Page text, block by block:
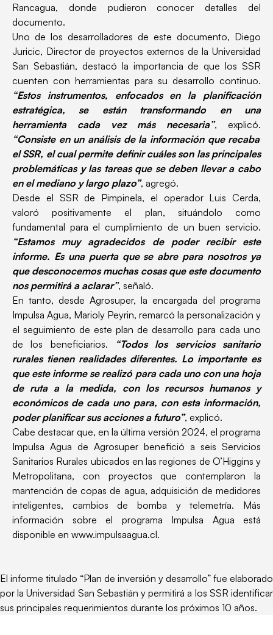
Rancagua, donde pudieron conocer detalles del
documento.
Uno de los desarrolladores de este documento, Diego
Juricic, Director de proyectos externos de la Universidad
San Sebastián, destacó la importancia de que los SSR
cuenten con herramientas para su desarrollo continuo.
“Estos instrumentos, enfocados en la planificación
estratégica, se están transformando en una
herramienta cada vez más necesaria”, explicó.
“Consiste en un análisis de la información que recaba
el SSR, el cual permite definir cuáles son las principales
problemáticas y las tareas que se deben llevar a cabo
en el mediano y largo plazo”, agregó.
Desde el SSR de Pimpinela, el operador Luis Cerda,
valoró positivamente el plan, situándolo como
fundamental para el cumplimiento de un buen servicio.
“Estamos muy agradecidos de poder recibir este
informe. Es una puerta que se abre para nosotros ya
que desconocemos muchas cosas que este documento
nos permitirá a aclarar”, señaló.
En tanto, desde Agrosuper, la encargada del programa
Impulsa Agua, Marioly Peyrin, remarcó la personalización y
el seguimiento de este plan de desarrollo para cada uno
de los beneficiarios.
“Todos los servicios sanitario
rurales tienen realidades diferentes. Lo importante es
que este informe se realizó para cada uno con una hoja
de ruta a la medida, con los recursos humanos y
económicos de cada uno para, con esta información,
poder planificar sus acciones a futuro”, explicó.
Cabe destacar que, en la última versión 2024, el programa
Impulsa Agua de Agrosuper benefició a seis Servicios
Sanitarios Rurales ubicados en las regiones de O’Higgins y
Metropolitana, con proyectos que contemplaron la
mantención de copas de agua, adquisición de medidores
inteligentes, cambios de bomba y telemetría. Más
información sobre el programa Impulsa Agua está
disponible en www.impulsaagua.cl.
El informe titulado “Plan de inversión y desarrollo” fue elaborado
por la Universidad San Sebastián y permitirá a los SSR identificar
sus principales requerimientos durante los próximos 10 años.